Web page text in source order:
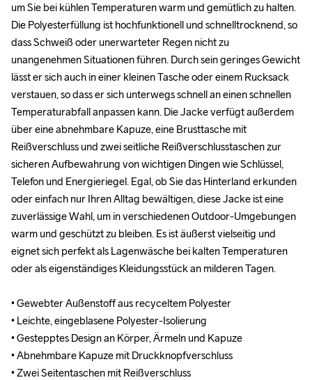
um Sie bei kühlen Temperaturen warm und gemütlich zu halten.
Die Polyesterfüllung ist hochfunktionell und schnelltrocknend, so
dass Schweiß oder unerwarteter Regen nicht zu
unangenehmen Situationen führen. Durch sein geringes Gewicht
lässt er sich auch in einer kleinen Tasche oder einem Rucksack
verstauen, so dass er sich unterwegs schnell an einen schnellen
Temperaturabfall anpassen kann. Die Jacke verfügt außerdem
über eine abnehmbare Kapuze, eine Brusttasche mit
Reißverschluss und zwei seitliche Reißverschlusstaschen zur
sicheren Aufbewahrung von wichtigen Dingen wie Schlüssel,
Telefon und Energieriegel. Egal, ob Sie das Hinterland erkunden
oder einfach nur Ihren Alltag bewältigen, diese Jacke ist eine
zuverlässige Wahl, um in verschiedenen Outdoor-Umgebungen
warm und geschützt zu bleiben. Es ist äußerst vielseitig und
eignet sich perfekt als Lagenwäsche bei kalten Temperaturen
oder als eigenständiges Kleidungsstück an milderen Tagen.
• Gewebter Außenstoff aus recyceltem Polyester
• Leichte, eingeblasene Polyester-Isolierung
• Gestepptes Design an Körper, Ärmeln und Kapuze
• Abnehmbare Kapuze mit Druckknopfverschluss
• Zwei Seitentaschen mit Reißverschluss
um Sie bei kühlen Temperaturen warm und gemütlich zu halten.
Die Polyesterfüllung ist hochfunktionell und schnelltrocknend, so
dass Schweiß oder unerwarteter Regen nicht zu
unangenehmen Situationen führen. Durch sein geringes Gewicht
lässt er sich auch in einer kleinen Tasche oder einem Rucksack
verstauen, so dass er sich unterwegs schnell an einen schnellen
Temperaturabfall anpassen kann. Die Jacke verfügt außerdem
über eine abnehmbare Kapuze, eine Brusttasche mit
Reißverschluss und zwei seitliche Reißverschlusstaschen zur
sicheren Aufbewahrung von wichtigen Dingen wie Schlüssel,
Telefon und Energieriegel. Egal, ob Sie das Hinterland erkunden
oder einfach nur Ihren Alltag bewältigen, diese Jacke ist eine
zuverlässige Wahl, um in verschiedenen Outdoor-Umgebungen
warm und geschützt zu bleiben. Es ist äußerst vielseitig und
eignet sich perfekt als Lagenwäsche bei kalten Temperaturen
oder als eigenständiges Kleidungsstück an milderen Tagen.
• Gewebter Außenstoff aus recyceltem Polyester
• Leichte, eingeblasene Polyester-Isolierung
• Gestepptes Design an Körper, Ärmeln und Kapuze
• Abnehmbare Kapuze mit Druckknopfverschluss
• Zwei Seitentaschen mit Reißverschluss